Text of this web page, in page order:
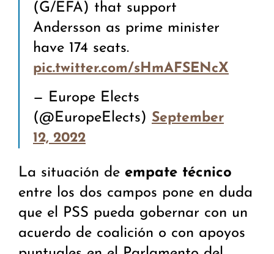
(G/EFA) that support
Andersson as prime minister
have 174 seats.
pic.twitter.com/sHmAFSENcX
— Europe Elects
(@EuropeElects) September
12, 2022
La situación de empate técnico
entre los dos campos pone en duda
que el PSS pueda gobernar con un
acuerdo de coalición o con apoyos